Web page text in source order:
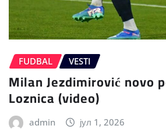
FUDBAL VESTI
Milan Jezdimirović novo
Loznica (video)
admin јул 1, 2026